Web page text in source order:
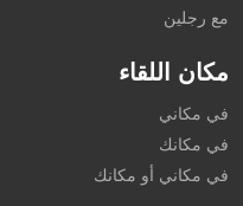
مع رجلين
مكان اللقاء
في مكاني
في مكانك
في مكاني أو مكانك